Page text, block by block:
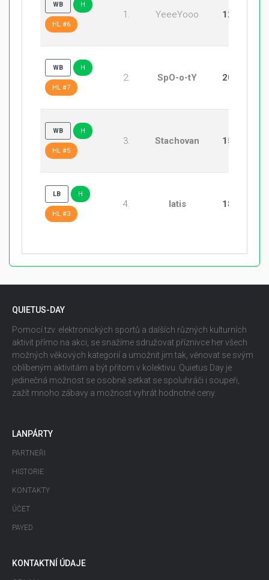
WB H
HL #6
1. YeeeYooo 12:20
WB H
HL #7
2. SpO-o-tY 20:17
WB H
HL #5
3. Stachovan 15:12
LB H
HL #3
4. latis 18:16
QUIETUS-DAY
Pomocí tzv. elektronických sportů a dalších různých kulturních
aktivit přímo na akci, se snažíme sdružovat příznivce her všech
možných věkových kategorií a umožnit jim tak, věnovat se svým
oblíbeným aktivitám a být přitom v kolektivu. Quietus Day je
jedinečná možnost se osobně setkat se spoluhráči i soupeři,
zažít mnoho zábavy a možnost vyhrát hodnotné ceny.
LANPÁRTY
PARTNEŘI
HISTORIE
KONTAKTY
ÚČET
PAYED
KONTAKTNÍ ÚDAJE